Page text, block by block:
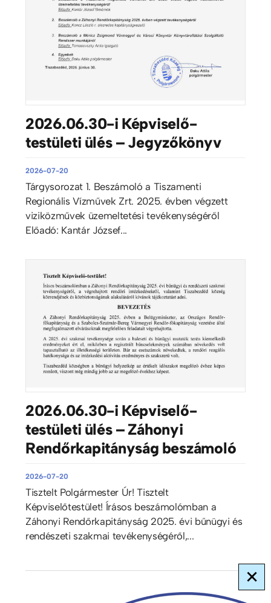
2026.06.30-i Képviselő-
testületi ülés – Jegyzőkönyv
2026-07-20
Tárgysorozat 1. Beszámoló a Tiszamenti
Regionális Vízművek Zrt. 2025. évben végzett
viziközművek üzemeltetési tevékenységéről
Előadó: Kantár József...
2026.06.30-i Képviselő-
testületi ülés – Záhonyi
Rendőrkapitányság beszámoló
2026-07-20
Tisztelt Polgármester Úr! Tisztelt
Képviselőtestület! Írásos beszámolómban a
Záhonyi Rendőrkapitányság 2025. évi bűnügyi és
rendészeti szakmai tevékenységéről,...
×